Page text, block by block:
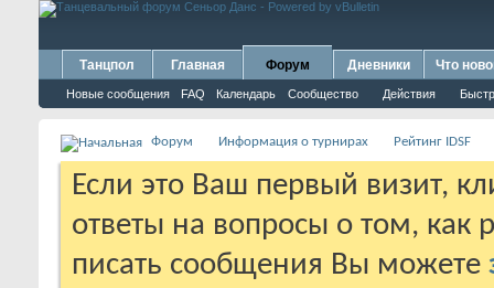
Танцпол Главная Форум
Новые сообщения FAQ Календарь Сообщество Действия
Дневники Что
Форум Информация о турнирах Рейтинг IDSF
Если это Ваш первый визит,
ответы на вопросы о том, как
писать сообщения Вы можете